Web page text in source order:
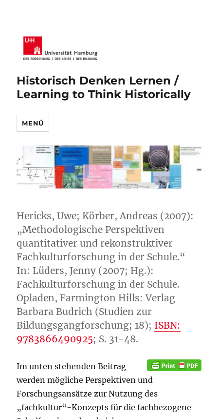
Historisch Denken Lernen /
Learning to Think Historically
MENÜ
Hericks, Uwe; Körber, Andreas (2007):
„Methodologische Perspektiven
quantitativer und rekonstruktiver
Fachkulturforschung in der Schule.“
In: Lüders, Jenny (2007; Hg.):
Fachkulturforschung in der Schule.
Opladen, Farmington Hills: Verlag
Barbara Budrich (Studien zur
Bildungsgangforschung; 18); ISBN:
9783866490925; S. 31-48.
Im unten stehenden Beitrag
werden mögliche Perspektiven und
Forschungsansätze zur Nutzung des
„fachkultur“-Konzepts für die fachbezogene